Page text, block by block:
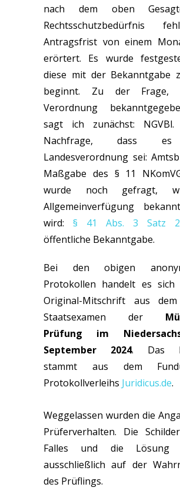
nach dem oben
Rechtsschutzbedürfnis
Antragsfrist von einem
erörtert. Es wurde
diese mit der Bekanntgabe
beginnt. Zu der Frage,
Verordnung
sagt ich zunächst:
Nachfrage, dass
Landesverordnung sei:
Maßgabe des § 11
wurde noch gefragt,
Allgemeinverfügung
wird: § 41 Abs. 3 Satz 2
öffentliche Bekanntgabe.
Bei den obigen
Protokollen handelt es sich
Original-Mitschrift aus
Staatsexamen der
Prüfung im
September 2024. Das
stammt aus dem
Protokollverleihs Juridicus.de.
Weggelassen wurden die
Prüferverhalten. Die
Falles und die Lösung
ausschließlich auf der
des Prüflings.